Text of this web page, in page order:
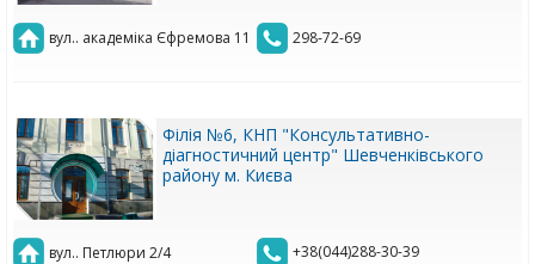
вул.. академіка Єфремова 11 298-72-69
Філія №6, КНП "Консультативно-
діагностичний центр" Шевченківського
району м. Києва
вул.. Петлюри 2/4
+38(044)288-30-39